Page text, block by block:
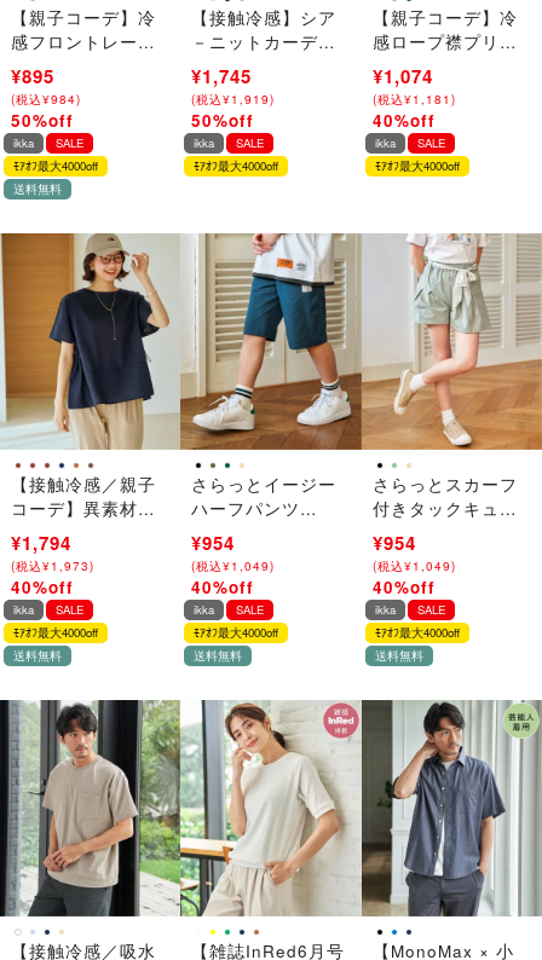
【親子コーデ】冷
感フロントレース
切り替えプルオー
バー
（130~160cm）
¥1,790
(税込¥1,969
→
¥895
(税込¥984)
50%off
【接触冷感】シア
－ニットカーディ
ガン
¥3,490
(税込¥3,839)
→
¥1,745
(税込¥1,919)
50%off
【親子コーデ】冷
感ロープ襟プリン
トTシャツ
（120~160cm）
¥1,790
(税込¥1,969 )
→
¥1,074
(税込¥1,181 )
40%off
ikka
SALE
ﾓｱｵﾌ最大4000off
送料無料
【接触冷感／親子
コーデ】異素材切
り替えドロストプ
ルオーバー
¥2,990
(税込¥3,289)
→
¥1,794
(税込¥1,973)
40%off
ikka
SALE
ﾓｱｵﾌ最大4000off
さらっとイージー
ハーフパンツ
（120~160cm）
¥1,590
(税込¥1,749)
→
¥954
(税込¥1,049)
40%off
ikka
SALE
ﾓｱｵﾌ最大4000off
さらっとスカーフ
付きタックキュロ
ット
（120~160cm）
¥1,590
(税込¥1,749)
→
¥954
(税込¥1,049)
40%off
ikka
SALE
ﾓｱｵﾌ最大4000off
送料無料
【接触冷感／吸水
ikka
SALE
ﾓｱｵﾌ最大4000off
送料無料
【雑誌InRed6月号
ikka
SALE
ﾓｱｵﾌ最大4000off
送料無料
【MonoMax × 小